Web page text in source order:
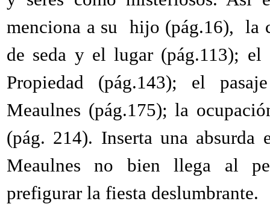
menciona a su hijo (pág.16),
la
de seda y el lugar (pág.113);
Propiedad (pág.143); el
Meaulnes (pág.175); la
(pág. 214). Inserta una absurda
Meaulnes no bien llega al
prefigurar la fiesta deslumbrante.